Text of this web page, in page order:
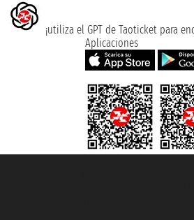
¡utiliza el GPT de Taoticket para
Aplicaciones